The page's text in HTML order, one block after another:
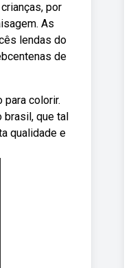
por
As
lendas do
de
colorir.
brasil, que tal
qualidade e